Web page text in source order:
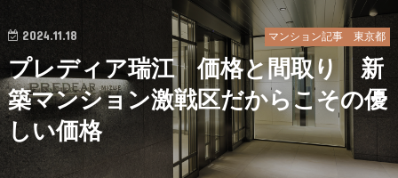
マンション記事 東京都
2024.11.18
プレディア瑞江 価格と間取り 新
築マンション激戦区だからこその優
しい価格